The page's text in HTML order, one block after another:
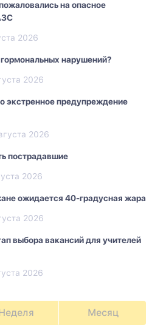
на опасное
2026
нарушений?
2026
экстренное предупреждение
2026
пострадавшие
2026
ожидается 40-градусная жара
2026
выбора вакансий для учителей
2026
Месяц